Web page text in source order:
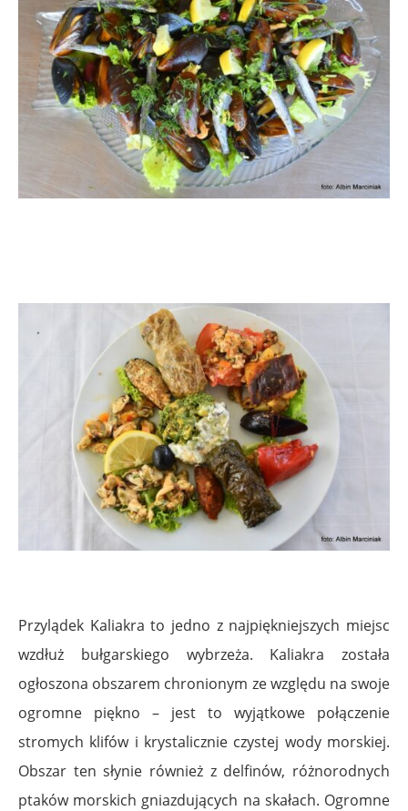
Przylądek Kaliakra to jedno z najpiękniejszych miejsc
wzdłuż bułgarskiego wybrzeża. Kaliakra została
ogłoszona obszarem chronionym ze względu na swoje
ogromne piękno – jest to wyjątkowe połączenie
stromych klifów i krystalicznie czystej wody morskiej.
Obszar ten słynie również z delfinów, różnorodnych
ptaków morskich gniazdujących na skałach. Ogromne